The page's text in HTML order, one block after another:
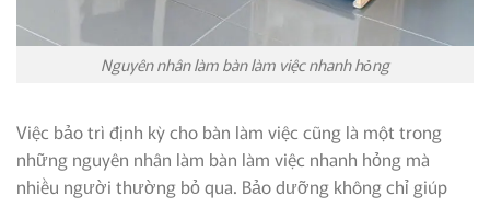
Nguyên nhân làm bàn làm việc nhanh hỏng
Việc bảo trì định kỳ cho bàn làm việc cũng là một trong
những nguyên nhân làm bàn làm việc nhanh hỏng mà
nhiều người thường bỏ qua. Bảo dưỡng không chỉ giúp